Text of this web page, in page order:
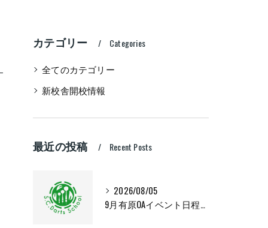
カテゴリー Categories
全てのカテゴリー
新校舎開校情報
最近の投稿 Recent Posts
2026/08/05
9月有原OAイベント日程変更のお知らせ